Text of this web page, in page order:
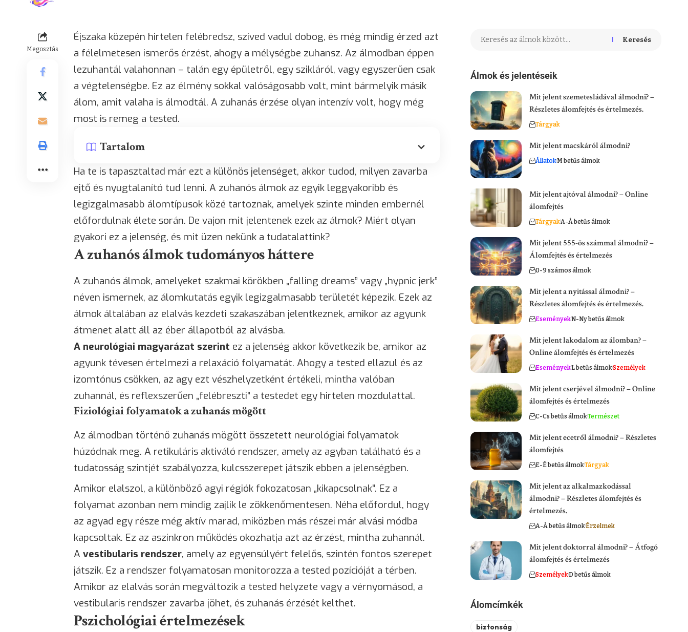
Megosztás
Éjszaka közepén hirtelen felébredsz, szíved vadul dobog, és még mindig érzed azt
a félelmetesen ismerős érzést, ahogy a mélységbe zuhansz. Az álmodban éppen
lezuhantál valahonnan – talán egy épületről, egy szikláról, vagy egyszerűen csak
a végtelenségbe. Ez az élmény sokkal valóságosabb volt, mint bármelyik másik
álom, amit valaha is álmodtál. A zuhanás érzése olyan intenzív volt, hogy még
most is remeg a tested.
Tartalom
Ha te is tapasztaltad már ezt a különös jelenséget, akkor tudod, milyen zavarba
ejtő és nyugtalanító tud lenni. A zuhanós álmok az egyik leggyakoribb és
legizgalmasabb álomtípusok közé tartoznak, amelyek szinte minden embernél
előfordulnak élete során. De vajon mit jelentenek ezek az álmok? Miért olyan
gyakori ez a jelenség, és mit üzen nekünk a tudatalattink?
A zuhanós álmok tudományos háttere
A zuhanós álmok, amelyeket szakmai körökben „falling dreams” vagy „hypnic jerk”
néven ismernek, az álomkutatás egyik legizgalmasabb területét képezik. Ezek az
álmok általában az elalvás kezdeti szakaszában jelentkeznek, amikor az agyunk
átmenet alatt áll az éber állapotból az alvásba.
A neurológiai magyarázat szerint ez a jelenség akkor következik be, amikor az
agyunk tévesen értelmezi a relaxáció folyamatát. Ahogy a tested ellazul és az
izomtónus csökken, az agy ezt vészhelyzetként értékeli, mintha valóban
zuhannál, és reflexszerűen „felébreszti” a testedet egy hirtelen mozdulattal.
Fiziológiai folyamatok a zuhanás mögött
Az álmodban történő zuhanás mögött összetett neurológiai folyamatok
húzódnak meg. A retikuláris aktiváló rendszer, amely az agyban található és a
tudatosság szintjét szabályozza, kulcsszerepet játszik ebben a jelenségben.
Amikor elalszol, a különböző agyi régiók fokozatosan „kikapcsolnak”. Ez a
folyamat azonban nem mindig zajlik le zökkenőmentesen. Néha előfordul, hogy
az agyad egy része még aktív marad, miközben más részei már alvási módba
kapcsoltak. Ez az aszinkron működés okozhatja azt az érzést, mintha zuhannál.
A vestibularis rendszer, amely az egyensúlyért felelős, szintén fontos szerepet
játszik. Ez a rendszer folyamatosan monitorozza a tested pozícióját a térben.
Amikor az elalvás során megváltozik a tested helyzete vagy a vérnyomásod, a
vestibularis rendszer zavarba jöhet, és zuhanás érzését kelthet.
Pszichológiai értelmezések
Keresés
Álmok és jelentéseik
Mit jelent szemetesládával álmodni? –
Részletes álomfejtés és értelmezés.
Tárgyak
Mit jelent macskáról álmodni?
ÁllatokM betűs álmok
Mit jelent ajtóval álmodni? – Online
álomfejtés
TárgyakA-Á betűs álmok
Mit jelent 555-ös számmal álmodni? –
Álomfejtés és értelmezés
0-9 számos álmok
Mit jelent a nyitással álmodni? –
Részletes álomfejtés és értelmezés.
EseményekN-Ny betűs álmok
Mit jelent lakodalom az álomban? –
Online álomfejtés és értelmezés
EseményekL betűs álmokSzemélyek
Mit jelent cserjével álmodni? – Online
álomfejtés és értelmezés
C-Cs betűs álmokTermészet
Mit jelent ecetről álmodni? – Részletes
álomfejtés
E-É betűs álmokTárgyak
Mit jelent az alkalmazkodással
álmodni? – Részletes álomfejtés és
értelmezés.
A-Á betűs álmokÉrzelmek
Mit jelent doktorral álmodni? – Átfogó
álomfejtés és értelmezés
SzemélyekD betűs álmok
Álomcímkék
biztonság